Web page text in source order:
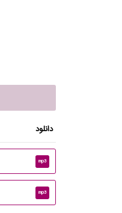
دانلود
mp3
mp3